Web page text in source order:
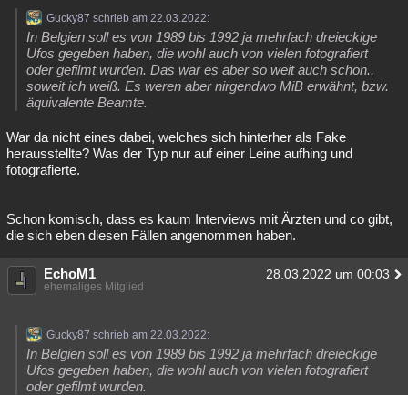
Gucky87 schrieb am 22.03.2022:
In Belgien soll es von 1989 bis 1992 ja mehrfach dreieckige
Ufos gegeben haben, die wohl auch von vielen fotografiert
oder gefilmt wurden. Das war es aber so weit auch schon.,
soweit ich weiß. Es weren aber nirgendwo MiB erwähnt, bzw.
äquivalente Beamte.
War da nicht eines dabei, welches sich hinterher als Fake
herausstellte? Was der Typ nur auf einer Leine aufhing und
fotografierte.
Schon komisch, dass es kaum Interviews mit Ärzten und co gibt,
die sich eben diesen Fällen angenommen haben.
EchoM1 28.03.2022 um 00:03
ehemaliges Mitglied
Gucky87 schrieb am 22.03.2022:
In Belgien soll es von 1989 bis 1992 ja mehrfach dreieckige
Ufos gegeben haben, die wohl auch von vielen fotografiert
oder gefilmt wurden.